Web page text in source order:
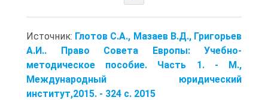
Источник: Глотов С.А., Мазаев В.Д., Григорьев
А.И.. Право Совета Европы: Учебно-
методическое пособие. Часть 1. - М.,
Международный юридический
институт,2015. - 324 с. 2015